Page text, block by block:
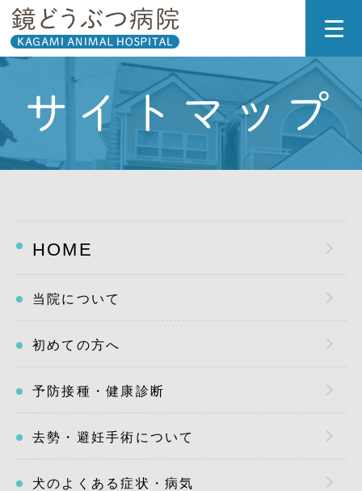
サイトマップ
HOME
当院について
初めての方へ
予防接種・健康診断
去勢・避妊手術について
犬のよくある症状・病気